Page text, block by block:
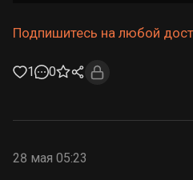
Подпишитесь на любой
1 0
28 мая 05:23